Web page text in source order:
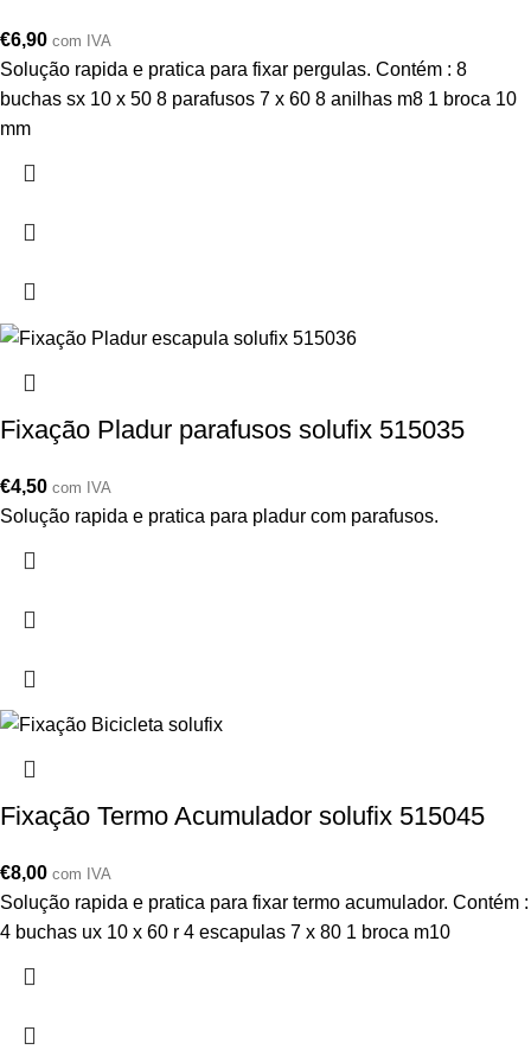
€6,90 com IVA
Solução rapida e pratica para fixar pergulas. Contém : 8
buchas sx 10 x 50 8 parafusos 7 x 60 8 anilhas m8 1 broca 10
mm
Fixação Pladur parafusos solufix 515035
€4,50 com IVA
Solução rapida e pratica para pladur com parafusos.
Fixação Termo Acumulador solufix 515045
€8,00 com IVA
Solução rapida e pratica para fixar termo acumulador. Contém :
4 buchas ux 10 x 60 r 4 escapulas 7 x 80 1 broca m10